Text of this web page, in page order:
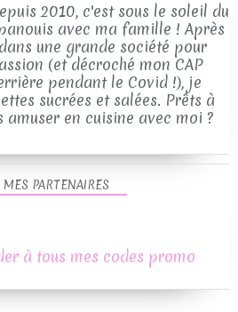
2010, c'est sous le soleil du
avec ma famille ! Après
une grande société pour
(et décroché mon CAP
pendant le Covid !), je
sucrées et salées. Prêts à
amuser en cuisine avec moi ?
PARTENAIRES
à tous mes codes promo